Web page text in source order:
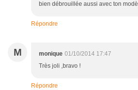
bien débrouillée aussi avec ton
Répondre
M monique 01/10/2014 17:47
Très joli ,bravo !
Répondre